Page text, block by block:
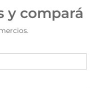
y compará